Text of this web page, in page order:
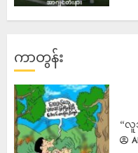
ကာတွန်း
“